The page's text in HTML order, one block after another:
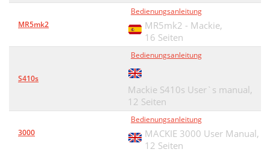
MR5mk2
Bedienungsanleitung
MR5mk2 - Mackie,
16 Seiten
S410s
Bedienungsanleitung
Mackie S410s User`s manual,
12 Seiten
3000
Bedienungsanleitung
MACKIE 3000 User Manual,
12 Seiten